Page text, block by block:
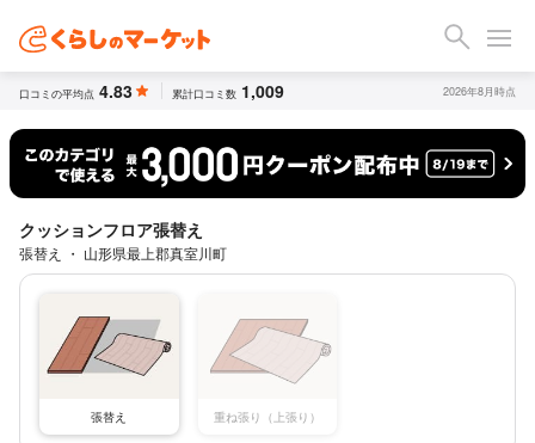
口コミの平均点 4.83 累計口コミ数 1,009 2026年8月時点
クッションフロア張替え
張替え ・ 山形県最上郡真室川町
張替え 重ね張り（上張り）